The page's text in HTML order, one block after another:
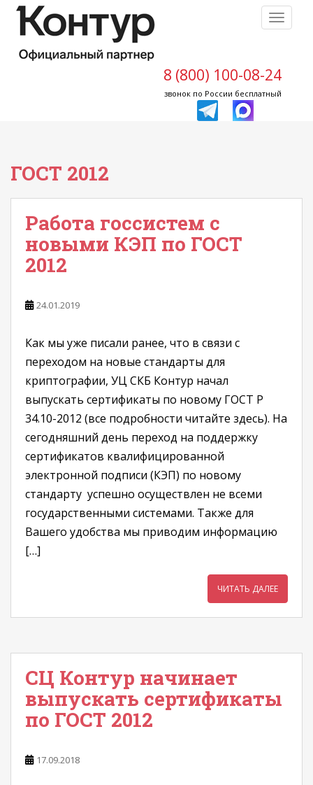
8 (800) 100-08-24
звонок по России бесплатный
ГОСТ 2012
Работа госсистем с
новыми КЭП по ГОСТ
2012
24.01.2019
Как мы уже писали ранее, что в связи с
переходом на новые стандарты для
криптографии, УЦ СКБ Контур начал
выпускать сертификаты по новому ГОСТ Р
34.10-2012 (все подробности читайте здесь). На
сегодняшний день переход на поддержку
сертификатов квалифицированной
электронной подписи (КЭП) по новому
стандарту успешно осуществлен не всеми
государственными системами. Также для
Вашего удобства мы приводим информацию
[…]
ЧИТАТЬ ДАЛЕЕ
СЦ Контур начинает
выпускать сертификаты
по ГОСТ 2012
17.09.2018